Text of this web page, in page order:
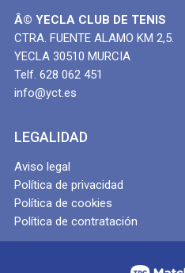
Â© YECLA CLUB DE TENIS
CTRA. FUENTE ALAMO KM 2,5.
YECLA 30510 MURCIA
Telf. 628 062 451
info@yct.es
LEGALIDAD
Aviso legal
Política de privacidad
Política de cookies
Política de contratación